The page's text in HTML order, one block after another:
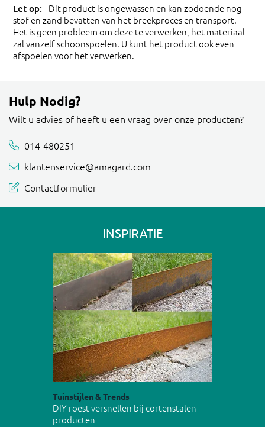
Dit product is ongewassen en kan zodoende nog
stof en zand bevatten van het breekproces en transport.
Het is geen probleem om deze te verwerken, het materiaal
zal vanzelf schoonspoelen. U kunt het product ook even
afspoelen voor het verwerken.
Hulp Nodig?
Wilt u advies of heeft u een vraag over onze producten?
014-480251
klantenservice@amagard.com
Contactformulier
INSPIRATIE
Tuinstijlen & Trends
DIY roest versnellen bij cortenstalen
producten